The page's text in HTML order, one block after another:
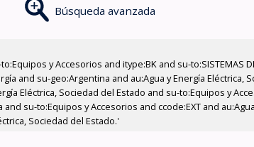
Búsqueda avanzada
y Accesorios and itype:BK and su-to:SISTEMAS
and su-geo:Argentina and au:Agua y Energía Eléctrica,
Eléctrica, Sociedad del Estado and su-to:Equipos y
su-to:Equipos y Accesorios and ccode:EXT and
Sociedad del Estado.'